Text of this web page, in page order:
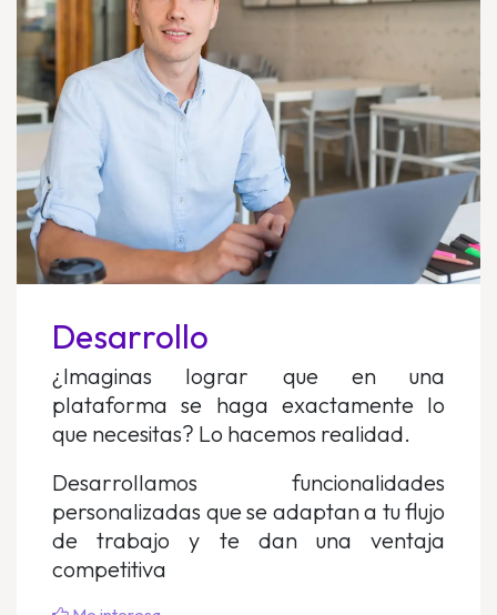
Desarrollo
¿Imaginas lograr que en una
plataforma se haga exactamente lo
que necesitas? Lo hacemos realidad.
Desarrollamos funcionalidades
personalizadas que se adaptan a tu flujo
de trabajo y te dan una ventaja
competitiva